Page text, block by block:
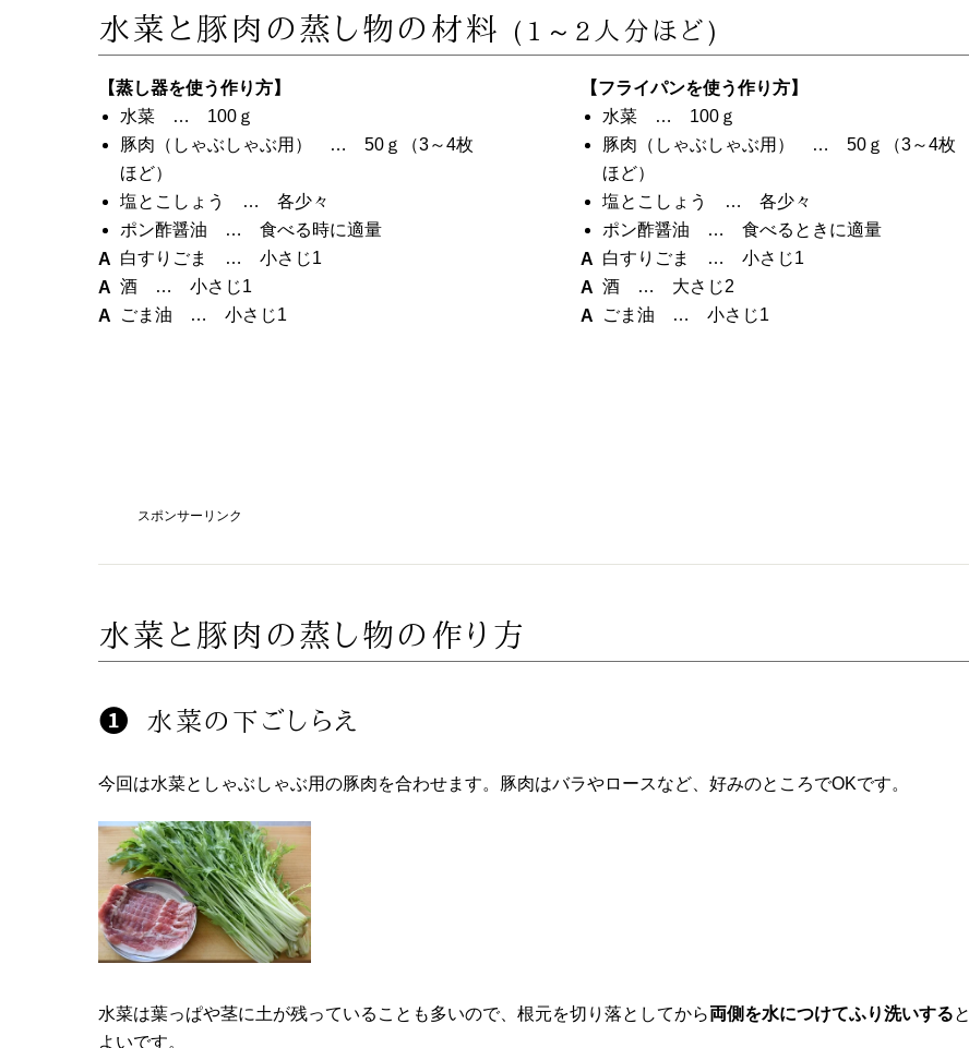
水菜と豚肉の蒸し物の材料 (1～2人分ほど)
【蒸し器を使う作り方】
水菜 … 100ｇ
豚肉（しゃぶしゃぶ用） … 50ｇ（3～4枚
ほど）
塩とこしょう … 各少々
ポン酢醤油 … 食べる時に適量
白すりごま … 小さじ1
酒 … 小さじ1
ごま油 … 小さじ1
【フライパンを使う作り方】
水菜 … 100ｇ
豚肉（しゃぶしゃぶ用） … 50ｇ（3～4枚
ほど）
塩とこしょう … 各少々
ポン酢醤油 … 食べるときに適量
白すりごま … 小さじ1
酒 … 大さじ2
ごま油 … 小さじ1
スポンサーリンク
水菜と豚肉の蒸し物の作り方
水菜の下ごしらえ
今回は水菜としゃぶしゃぶ用の豚肉を合わせます。豚肉はバラやロースなど、好みのところでOKです。
水菜は葉っぱや茎に土が残っていることも多いので、根元を切り落としてから両側を水につけてふり洗いすると
よいです。